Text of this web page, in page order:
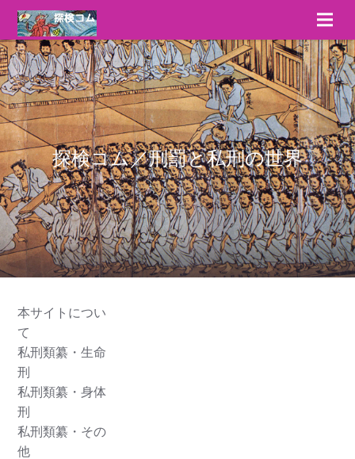
探検コム／刑罰と私刑の世界
本サイトについ
て
私刑類纂・生命
刑
私刑類纂・身体
刑
私刑類纂・その
他